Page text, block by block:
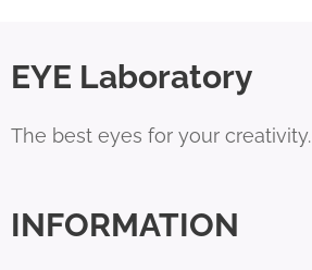
EYE Laboratory
The best eyes for your creativity.
INFORMATION